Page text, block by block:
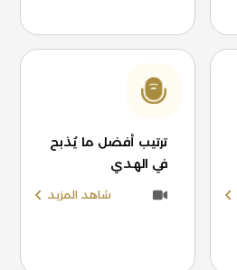
ترتيب أفضل ما يُذبح
في الهدي
شاهد المزيد